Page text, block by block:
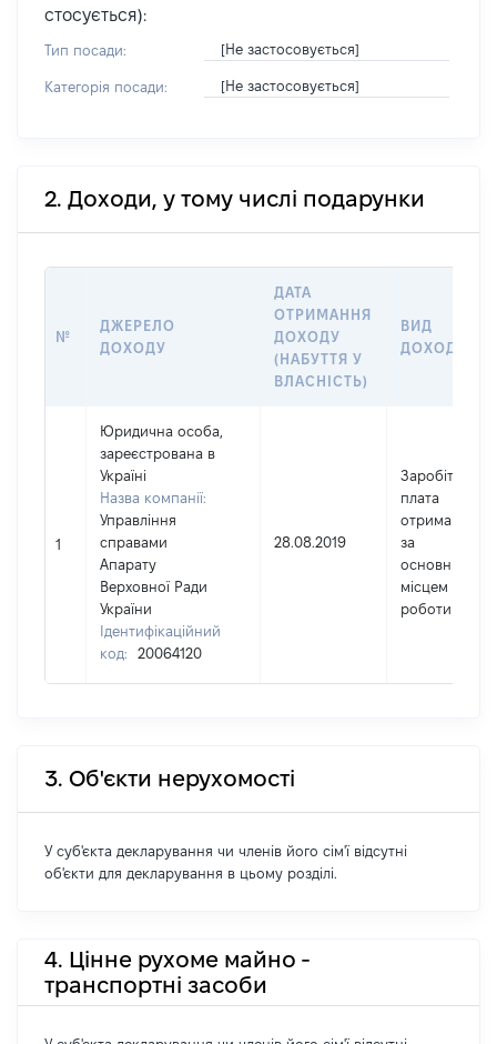
стосується):
Тип посади: [Не застосовується]
Категорія посади: [Не застосовується]
2. Доходи, у тому числі подарунки
№
ДЖЕРЕЛО
ДОХОДУ
ДАТА
ОТРИМАННЯ
ДОХОДУ
(НАБУТТЯ У
ВЛАСНІСТЬ)
ВИД
ДОХОДУ
1
Юридична особа,
зареєстрована в
Україні
Назва компанії:
Управління
справами
Апарату
Верховної Ради
України
Ідентифікаційний
код:
20064120
28.08.2019
Заробітна
плата
отримана
за
основним
місцем
роботи
3. Об'єкти нерухомості
У суб'єкта декларування чи членів його сім'ї відсутні
об'єкти для декларування в цьому розділі.
4. Цінне рухоме майно -
транспортні засоби